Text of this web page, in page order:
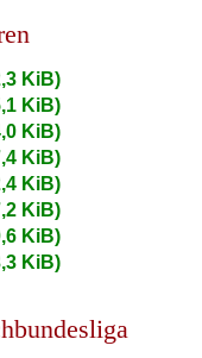
KiB)
KiB)
KiB)
KiB)
KiB)
KiB)
KiB)
KiB)